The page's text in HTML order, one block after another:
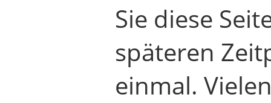
Sie diese
späteren
einmal.